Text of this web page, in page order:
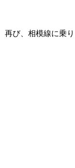
再び、相模線に乗